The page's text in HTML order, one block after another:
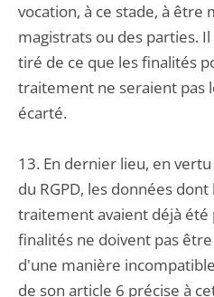
vocation, à ce stade, à être
magistrats ou des parties.
tiré de ce que les finalités
traitement ne seraient pas
écarté.
13. En dernier lieu, en
du RGPD, les données
traitement avaient déjà
finalités ne doivent pas
d'une manière
de son article 6 précise à